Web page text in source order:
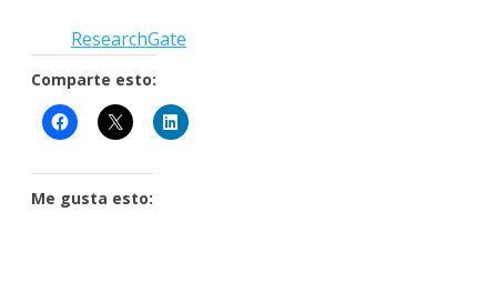
ResearchGate
Comparte esto:
Me gusta esto: